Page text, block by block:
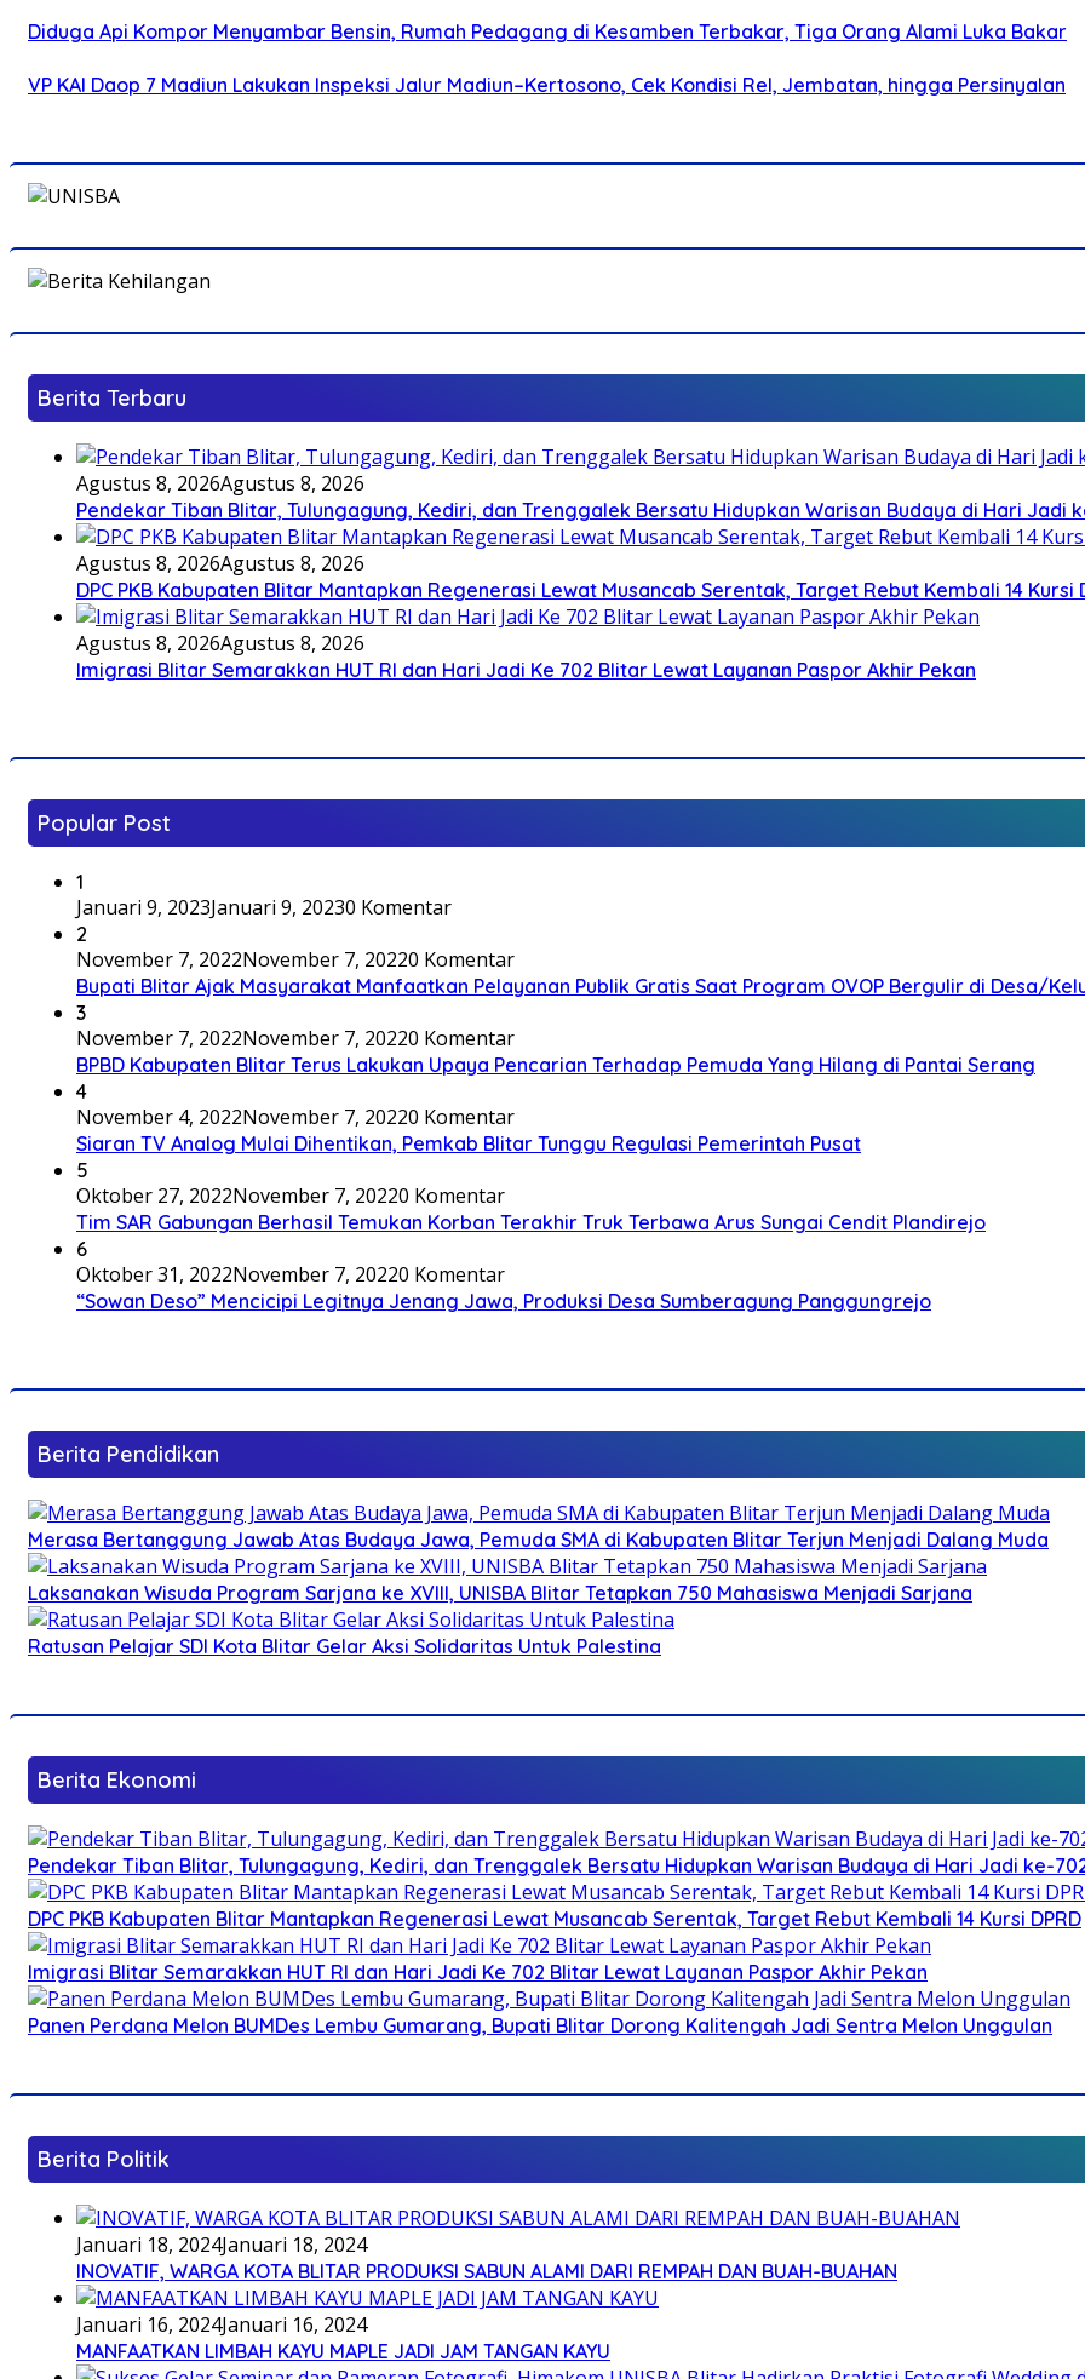
Diduga Api Kompor Menyambar Bensin, Rumah Pedagang di Kesamben Terbakar, Tiga Orang Alami Luka Bakar
VP KAI Daop 7 Madiun Lakukan Inspeksi Jalur Madiun–Kertosono, Cek Kondisi Rel, Jembatan, hingga Persinyalan
Berita Terbaru
Agustus 8, 2026Agustus 8, 2026
Pendekar Tiban Blitar, Tulungagung, Kediri, dan Trenggalek Bersatu Hidupkan Warisan Budaya di Hari Jadi
Agustus 8, 2026Agustus 8, 2026
DPC PKB Kabupaten Blitar Mantapkan Regenerasi Lewat Musancab Serentak, Target Rebut Kembali 14 Kursi
Agustus 8, 2026Agustus 8, 2026
Imigrasi Blitar Semarakkan HUT RI dan Hari Jadi Ke 702 Blitar Lewat Layanan Paspor Akhir Pekan
Popular Post
1
Januari 9, 2023Januari 9, 20230 Komentar
2
November 7, 2022November 7, 20220 Komentar
Bupati Blitar Ajak Masyarakat Manfaatkan Pelayanan Publik Gratis Saat Program OVOP Bergulir di Desa/
3
November 7, 2022November 7, 20220 Komentar
BPBD Kabupaten Blitar Terus Lakukan Upaya Pencarian Terhadap Pemuda Yang Hilang di Pantai Serang
4
November 4, 2022November 7, 20220 Komentar
Siaran TV Analog Mulai Dihentikan, Pemkab Blitar Tunggu Regulasi Pemerintah Pusat
5
Oktober 27, 2022November 7, 20220 Komentar
Tim SAR Gabungan Berhasil Temukan Korban Terakhir Truk Terbawa Arus Sungai Cendit Plandirejo
6
Oktober 31, 2022November 7, 20220 Komentar
“Sowan Deso” Mencicipi Legitnya Jenang Jawa, Produksi Desa Sumberagung Panggungrejo
Berita Pendidikan
Merasa Bertanggung Jawab Atas Budaya Jawa, Pemuda SMA di Kabupaten Blitar Terjun Menjadi Dalang Muda
Laksanakan Wisuda Program Sarjana ke XVIII, UNISBA Blitar Tetapkan 750 Mahasiswa Menjadi Sarjana
Ratusan Pelajar SDI Kota Blitar Gelar Aksi Solidaritas Untuk Palestina
Berita Ekonomi
Pendekar Tiban Blitar, Tulungagung, Kediri, dan Trenggalek Bersatu Hidupkan Warisan Budaya di Hari Jadi ke-
DPC PKB Kabupaten Blitar Mantapkan Regenerasi Lewat Musancab Serentak, Target Rebut Kembali 14 Kursi DPRD
Imigrasi Blitar Semarakkan HUT RI dan Hari Jadi Ke 702 Blitar Lewat Layanan Paspor Akhir Pekan
Panen Perdana Melon BUMDes Lembu Gumarang, Bupati Blitar Dorong Kalitengah Jadi Sentra Melon Unggulan
Berita Politik
Januari 18, 2024Januari 18, 2024
INOVATIF, WARGA KOTA BLITAR PRODUKSI SABUN ALAMI DARI REMPAH DAN BUAH-BUAHAN
Januari 16, 2024Januari 16, 2024
MANFAATKAN LIMBAH KAYU MAPLE JADI JAM TANGAN KAYU